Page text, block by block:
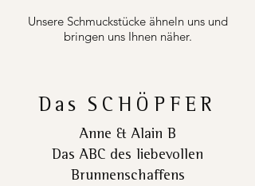
Unsere Schmuckstücke ähneln uns und
bringen uns Ihnen näher.
Das SCHÖPFER
Anne & Alain B
Das ABC des liebevollen
Brunnenschaffens